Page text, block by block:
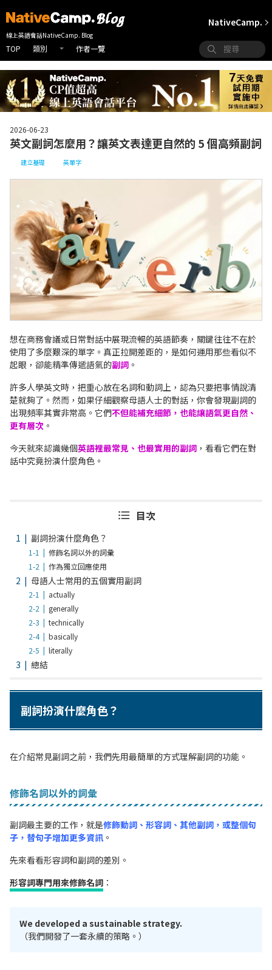
線上英語會話NativeCamp. Blog
TOP 類別 作者一覽
NativeCamp.
2026-06-23
英文副詞怎麼用？讓英文表達更自然的 5 個高頻副詞
建立基礎 英單字
想在商務會議或日常對話中展現流暢的英語節奏，關鍵往往不在於
使用了多麼艱深的單字。真正拉開差距的，是如何運用那些看似不
起眼，卻能精準傳遞語氣的副詞 。
許多人學英文時，把重心放在名詞和動詞上，認為只要把事情說清
楚就夠了。然而，如果仔細觀察母語人士的對話，你會發現副詞的
出現頻率其實非常高。它們不但能補充細節，也能讓語氣更自然、
更有層次 。
今天就來認識幾個英語裡最常見、也最實用的副詞 ，看看它們在對
話中究竟扮演什麼角色。
目次
副詞扮演什麼角色？
修飾名詞以外的詞彙
作為獨立回應使用
母語人士常用的五個實用副詞
actually
generally
technically
basically
literally
總結
副詞扮演什麼角色？
在介紹常見副詞之前，我們先用最簡單的方式理解副詞的功能。
修飾名詞以外的詞彙
副詞最主要的工作，就是修飾動詞、形容詞、其他副詞，或整個句
子 ，替句子增加更多資訊 。
先來看看形容詞和副詞的差別。
形容詞專門用來修飾名詞 ：
We developed a sustainable strategy.
（我們開發了一套永續的策略。）